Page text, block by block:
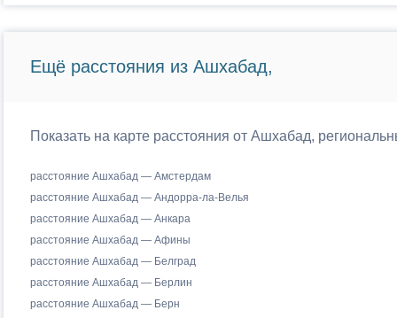
Ещё расстояния из Ашхабад,
Показать на карте расстояния от Ашхабад,
расстояние Ашхабад — Амстердам
расстояние Ашхабад — Андорра-ла-Велья
расстояние Ашхабад — Анкара
расстояние Ашхабад — Афины
расстояние Ашхабад — Белград
расстояние Ашхабад — Берлин
расстояние Ашхабад — Берн